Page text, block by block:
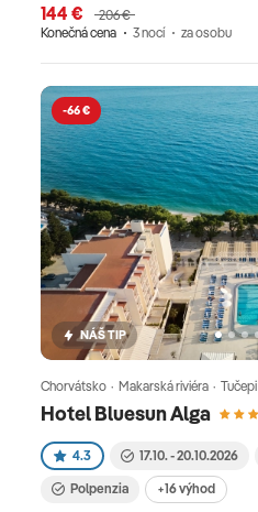
144 €
206 €
Konečná cena
3 nocí za osobu
-66 €
NÁŠ TIP
Hotel Bluesun Alga
Chorvátsko · Makarská riviéra · Tučepi
4.3 17.10. - 20.10.2026
Polpenzia +16 výhod